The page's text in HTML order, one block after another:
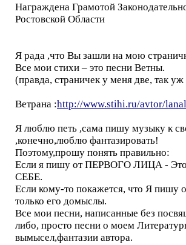
Награждена Грамотой
Ростовской Области
Я рада ,что Вы зашли на мою
Все мои стихи – это песни Ветны.
(правда, страничек у меня две, так
Ветрана :http://www.stihi.ru/avtor/
Я люблю петь ,сама пишу музыку к
,конечно,люблю фантазировать!
Поэтому,прошу понять правильно:
Если я пишу от ПЕРВОГО ЛИЦА - Это
СЕБЕ.
Если кому-то покажется, что Я пишу
только его домыслы.
Все мои песни, написанные без
либо, просто песни о моем
вымысел,фантазии автора.